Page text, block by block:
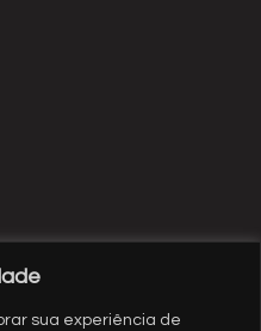
sua experiência de